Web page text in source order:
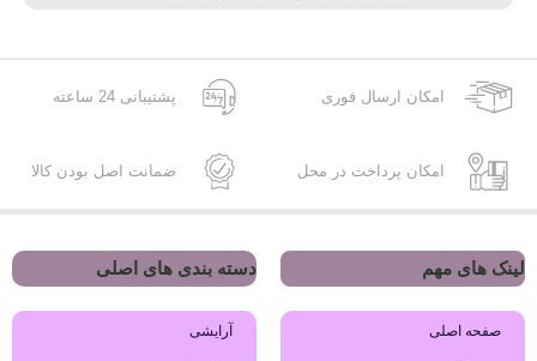
امکان ارسال فوری پشتیبانی 24 ساعته
امکان پرداخت در محل ضمانت اصل بودن کالا
لینک های مهم
صفحه اصلی
دسته بندی های اصلی
آرایشی